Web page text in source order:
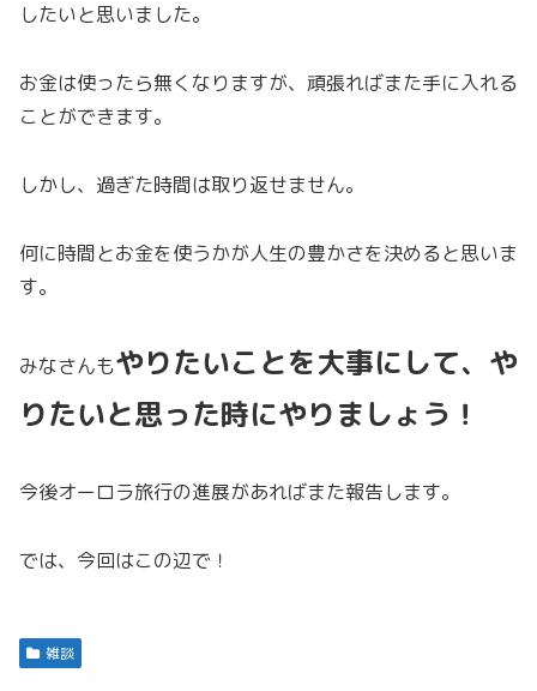
したいと思いました。
お金は使ったら無くなりますが、頑張ればまた手に入れる
ことができます。
しかし、過ぎた時間は取り返せません。
何に時間とお金を使うかが人生の豊かさを決めると思いま
す。
みなさんもやりたいことを大事にして、や
りたいと思った時にやりましょう！
今後オーロラ旅行の進展があればまた報告します。
では、今回はこの辺で！
雑談